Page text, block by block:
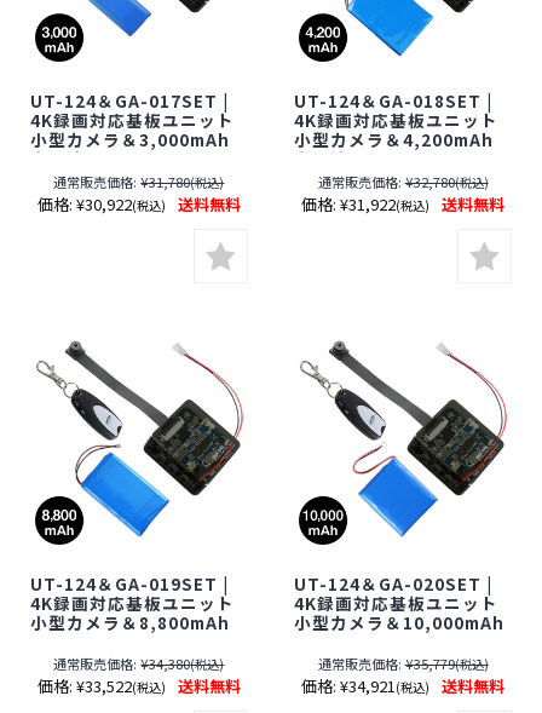
UT-124＆GA-017SET |
4K録画対応基板ユニット
小型カメラ＆3,000mAh
充電池セット【SALE】
【レンズ隠しフィルムサ
ービス対象品(当社限定)】
【オンスクエア】【スパ
【ジイエクサ】【スパイ
カメラ】【隠しカメラ】
通常販売価格: ¥31,780(税込)
価格: ¥30,922(税込) 送料無料
UT-124＆GA-018SET |
4K録画対応基板ユニット
小型カメラ＆4,200mAh
充電池セット【SALE】
【レンズ隠しフィルムサ
ービス対象品(当社限定)】
【オンスクエア】【スパ
【ジイエクサ】【スパイ
カメラ】【隠しカメラ】
通常販売価格: ¥32,780(税込)
価格: ¥31,922(税込) 送料無料
UT-124＆GA-019SET |
4K録画対応基板ユニット
小型カメラ＆8,800mAh
充電池セット【SALE】
【レンズ隠しフィルムサ
ービス対象品(当社限定)】
【オンスクエア】【スパ
通常販売価格: ¥34,380(税込)
価格: ¥33,522(税込) 送料無料
UT-124＆GA-020SET |
4K録画対応基板ユニット
小型カメラ＆10,000mAh
充電池セット【SALE】
【レンズ隠しフィルムサ
ービス対象品(当社限定)】
【オンスクエア】【スパ
通常販売価格: ¥35,779(税込)
価格: ¥34,921(税込) 送料無料